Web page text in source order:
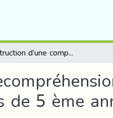
La construction d’une compétence de lecturecompréhension par le biais d’un texte documentaireChez les élèves de 5 ème année primaire de l’écoleHADIBI Mohamed(BOUSAADA)
de 5 ème